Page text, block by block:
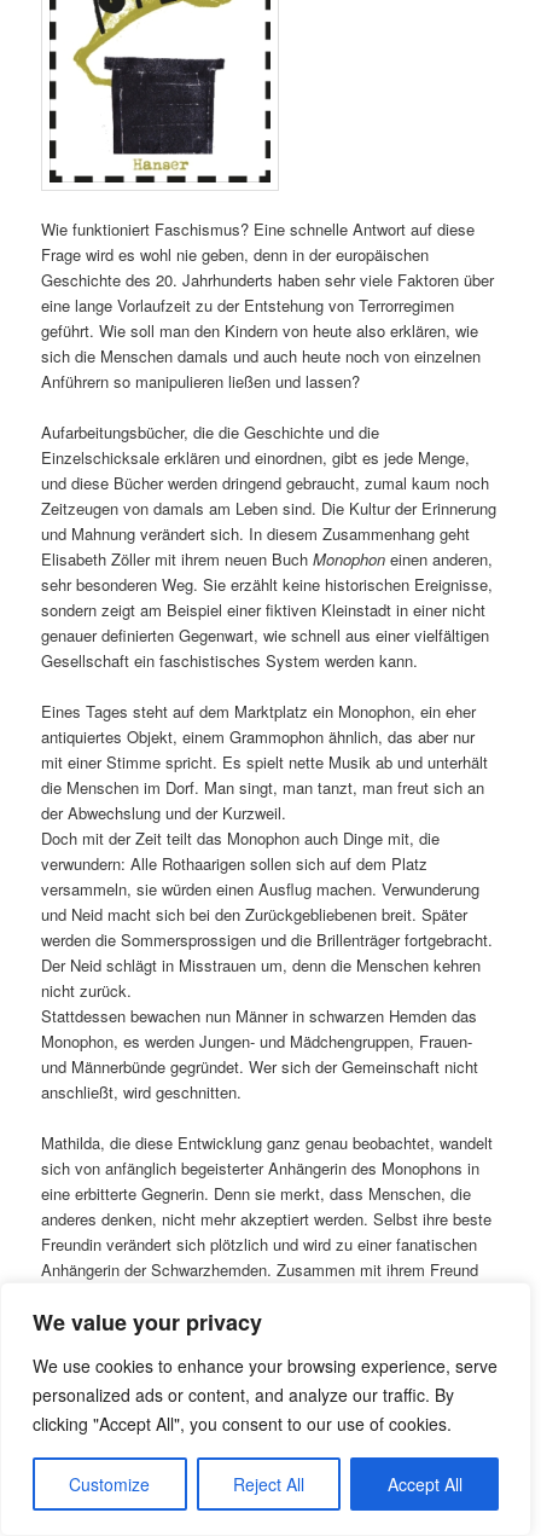
We value your privacy
We use cookies to enhance your browsing experience, serve
personalized ads or content, and analyze our traffic. By
clicking "Accept All", you consent to our use of cookies.
Customize Reject All Accept All
Wie funktioniert Faschismus? Eine schnelle Antwort auf diese
Frage wird es wohl nie geben, denn in der europäischen
Geschichte des 20. Jahrhunderts haben sehr viele Faktoren über
eine lange Vorlaufzeit zu der Entstehung von Terrorregimen
geführt. Wie soll man den Kindern von heute also erklären, wie
sich die Menschen damals und auch heute noch von einzelnen
Anführern so manipulieren ließen und lassen?
Aufarbeitungsbücher, die die Geschichte und die
Einzelschicksale erklären und einordnen, gibt es jede Menge,
und diese Bücher werden dringend gebraucht, zumal kaum noch
Zeitzeugen von damals am Leben sind. Die Kultur der Erinnerung
und Mahnung verändert sich. In diesem Zusammenhang geht
Elisabeth Zöller mit ihrem neuen BuchMonophon einen anderen,
sehr besonderen Weg. Sie erzählt keine historischen Ereignisse,
sondern zeigt am Beispiel einer fiktiven Kleinstadt in einer nicht
genauer definierten Gegenwart, wie schnell aus einer vielfältigen
Gesellschaft ein faschistisches System werden kann.
Eines Tages steht auf dem Marktplatz ein Monophon, ein eher
antiquiertes Objekt, einem Grammophon ähnlich, das aber nur
mit einer Stimme spricht. Es spielt nette Musik ab und unterhält
die Menschen im Dorf. Man singt, man tanzt, man freut sich an
der Abwechslung und der Kurzweil.
Doch mit der Zeit teilt das Monophon auch Dinge mit, die
verwundern: Alle Rothaarigen sollen sich auf dem Platz
versammeln, sie würden einen Ausflug machen. Verwunderung
und Neid macht sich bei den Zurückgebliebenen breit. Später
werden die Sommersprossigen und die Brillenträger fortgebracht.
Der Neid schlägt in Misstrauen um, denn die Menschen kehren
nicht zurück.
Stattdessen bewachen nun Männer in schwarzen Hemden das
Monophon, es werden Jungen- und Mädchengruppen, Frauen-
und Männerbünde gegründet. Wer sich der Gemeinschaft nicht
anschließt, wird geschnitten.
Mathilda, die diese Entwicklung ganz genau beobachtet, wandelt
sich von anfänglich begeisterter Anhängerin des Monophons in
eine erbitterte Gegnerin. Denn sie merkt, dass Menschen, die
anderes denken, nicht mehr akzeptiert werden. Selbst ihre beste
Freundin verändert sich plötzlich und wird zu einer fanatischen
Anhängerin der Schwarzhemden. Zusammen mit ihrem Freund
der Stadt zu schaffen.
Elisabeth Zöller gelingt es in ihrer Parabel anhand von wenigen
Beispielen, sowohl die Absurdität als auch das Gewaltpotential
von Faschismus zu umreißen. Selbst jungen Lesern wird so sehr
äußern, selbst über sich, seine Zeit, seine Freunde, sein Leben
bestimmen zu können, und nicht wegen eines körperlichen